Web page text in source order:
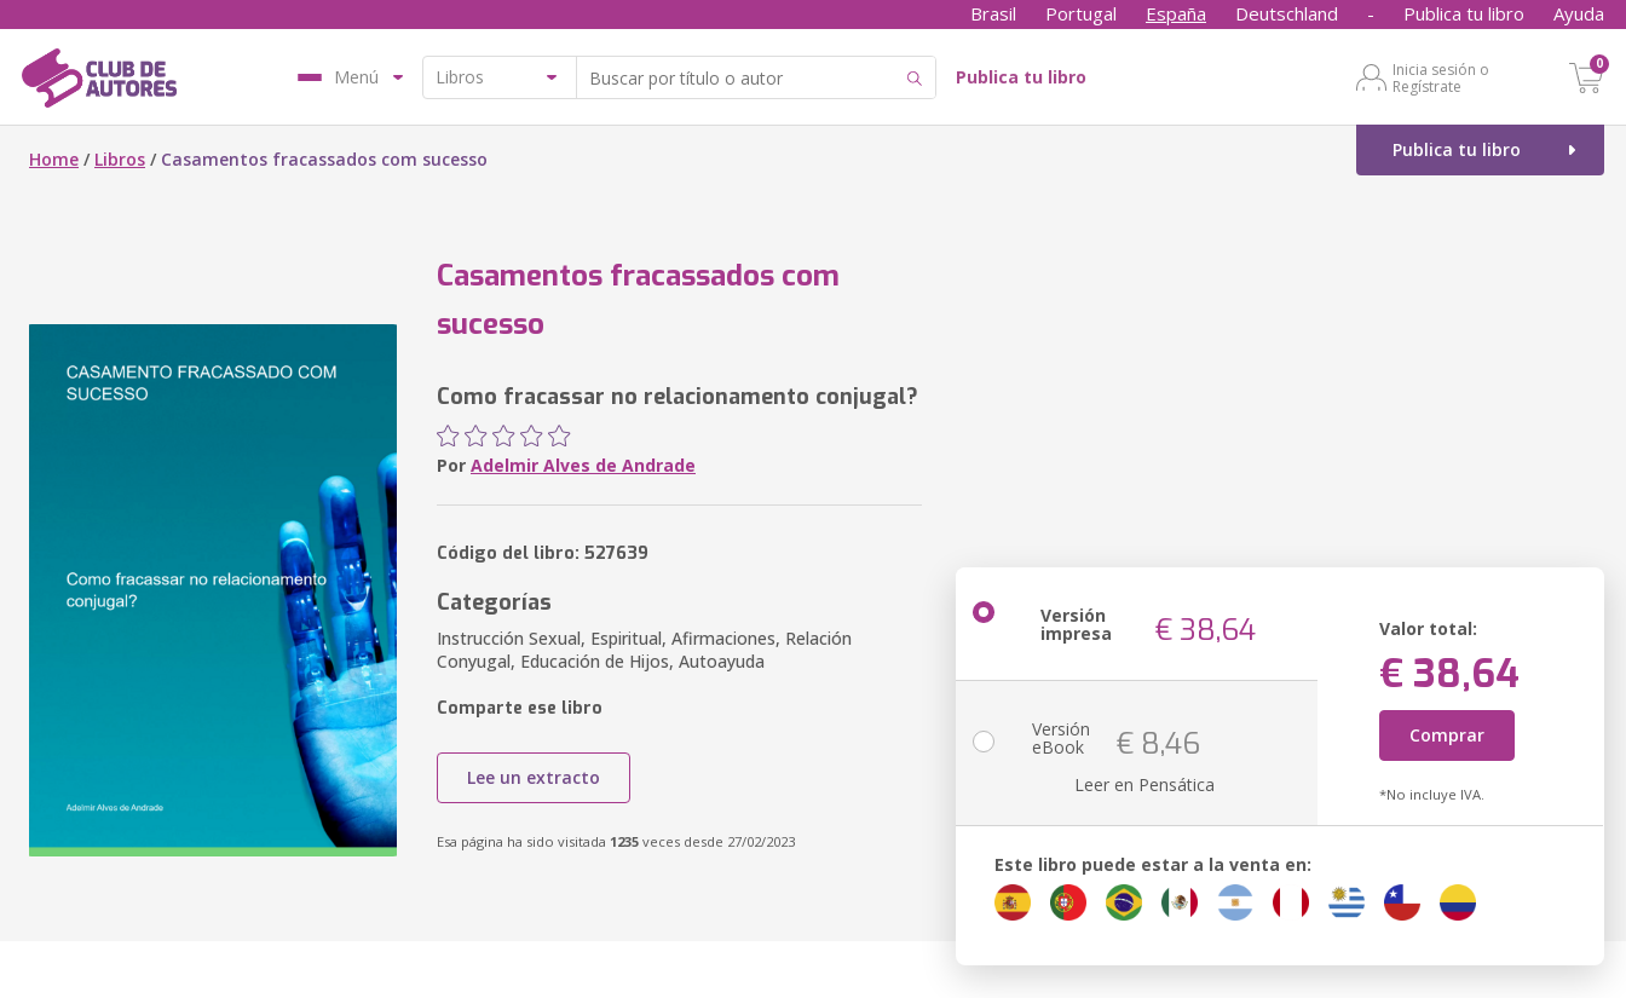
Brasil Portugal España Deutschland - Publica tu libro Ayuda
Menú Publica tu libro
Inicia sesión o
Regístrate
0
Publica tu libro
Home / Libros / Casamentos fracassados com sucesso
Casamentos fracassados com
sucesso
Como fracassar no relacionamento conjugal?
Por Adelmir Alves de Andrade
Código del libro: 527639
Categorías
Instrucción Sexual, Espiritual, Afirmaciones, Relación
Conyugal, Educación de Hijos, Autoayuda
Comparte ese libro
Lee un extracto
Esa página ha sido visitada 1235 veces desde 27/02/2023
Versión
impresa € 38,64 Valor total:
€ 38,64
Comprar
*No incluye IVA.
Versión
eBook € 8,46
Leer en Pensática
Este libro puede estar a la venta en: